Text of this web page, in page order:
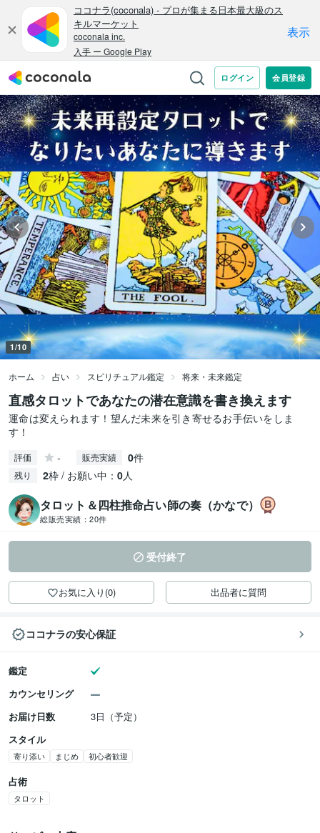
1/10
ホーム 占い スピリチュアル鑑定 将来・未来鑑定
直感タロットであなたの潜在意識を書き換えます
運命は変えられます！望んだ未来を引き寄せるお手伝いをしま
す！
評価 - 販売実績 0件
残り 2枠 / お願い中： 0人
タロット＆四柱推命占い師の奏（かなで）
総販売実績： 20件
受付終了
お気に入り(0) 出品者に質問
ココナラの安心保証
鑑定
カウンセリング
お届け日数
3日（予定）
スタイル
寄り添い まじめ 初心者歓迎
占術
タロット